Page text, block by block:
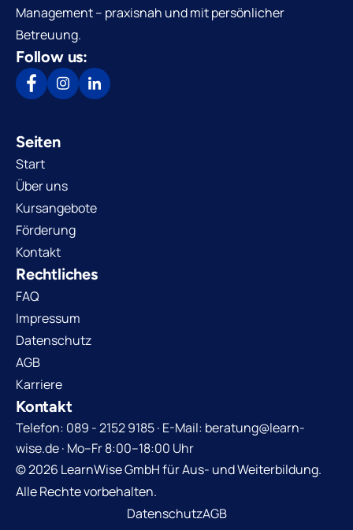
Management – praxisnah und mit persönlicher
Betreuung.
Follow us:
Seiten
Start
Über uns
Kursangebote
Förderung
Kontakt
Rechtliches
FAQ
Impressum
Datenschutz
AGB
Karriere
Kontakt
Telefon: 089 - 2152 9185 · E-Mail: beratung@learn-
wise.de · Mo–Fr 8:00–18:00 Uhr
© 2026 LearnWise GmbH für Aus- und Weiterbildung.
Alle Rechte vorbehalten.
DatenschutzAGB